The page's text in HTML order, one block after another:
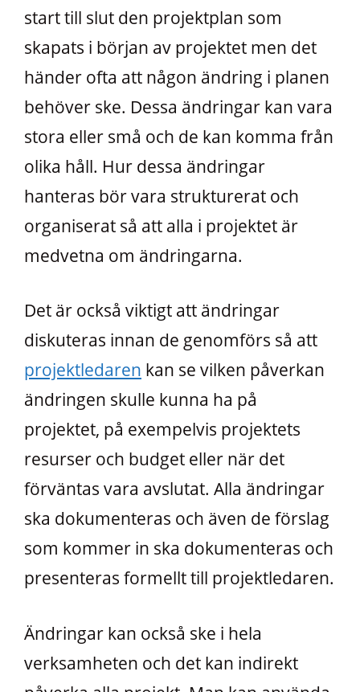
start till slut den projektplan som
skapats i början av projektet men det
händer ofta att någon ändring i planen
behöver ske. Dessa ändringar kan vara
stora eller små och de kan komma från
olika håll. Hur dessa ändringar
hanteras bör vara strukturerat och
organiserat så att alla i projektet är
medvetna om ändringarna.
Det är också viktigt att ändringar
diskuteras innan de genomförs så att
projektledaren kan se vilken påverkan
ändringen skulle kunna ha på
projektet, på exempelvis projektets
resurser och budget eller när det
förväntas vara avslutat. Alla ändringar
ska dokumenteras och även de förslag
som kommer in ska dokumenteras och
presenteras formellt till projektledaren.
Ändringar kan också ske i hela
verksamheten och det kan indirekt